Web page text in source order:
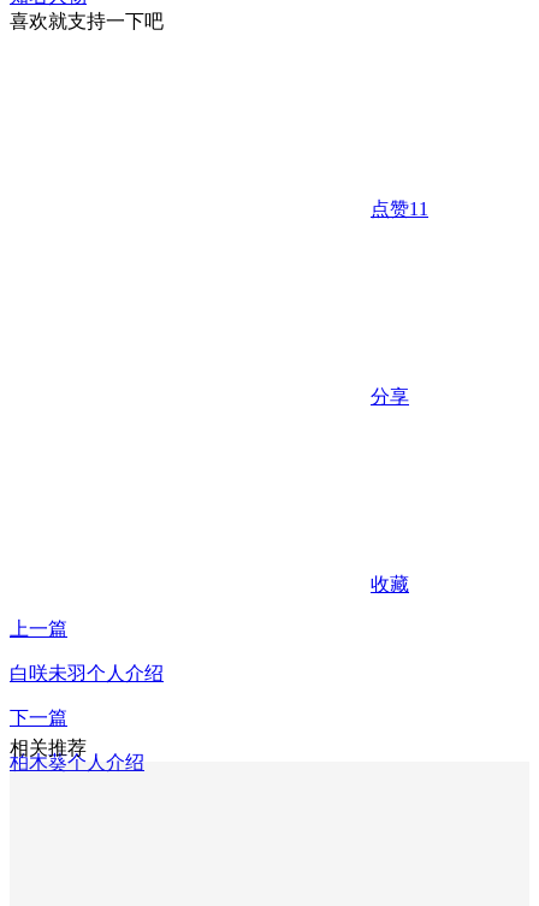
喜欢就支持一下吧
点赞11
分享
收藏
上一篇
白咲未羽个人介绍
下一篇
柏木葵个人介绍
相关推荐